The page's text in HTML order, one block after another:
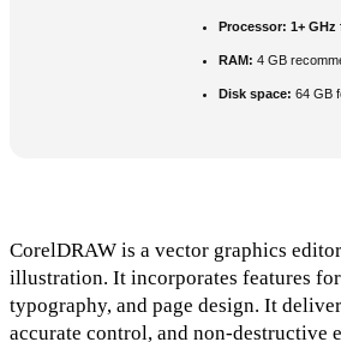
Processor: 1+ GHz
RAM: 4 GB
Disk space: 64 GB
CorelDRAW is a vector graphics
illustration. It incorporates features
typography, and page design. It
accurate control, and non-destructive